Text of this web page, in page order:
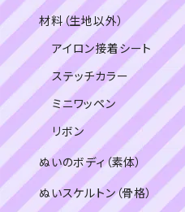
材料（生地以外）
アイロン接着シート
ステッチカラー
ミニワッペン
リボン
ぬいのボディ（素体）
ぬいスケルトン（骨格）